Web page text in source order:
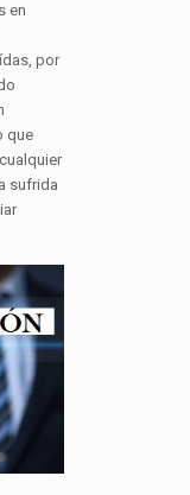
en
por
que
sufrida